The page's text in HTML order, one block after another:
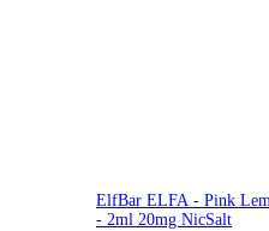
ElfBar ELFA - Pink Lemonade - Prefilled
- 2ml 20mg NicSalt